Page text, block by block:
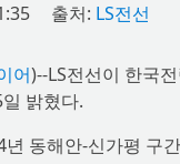
출처: LS전선
어)--LS전선이 한국
밝혔다.
년 동해안-신가평 구